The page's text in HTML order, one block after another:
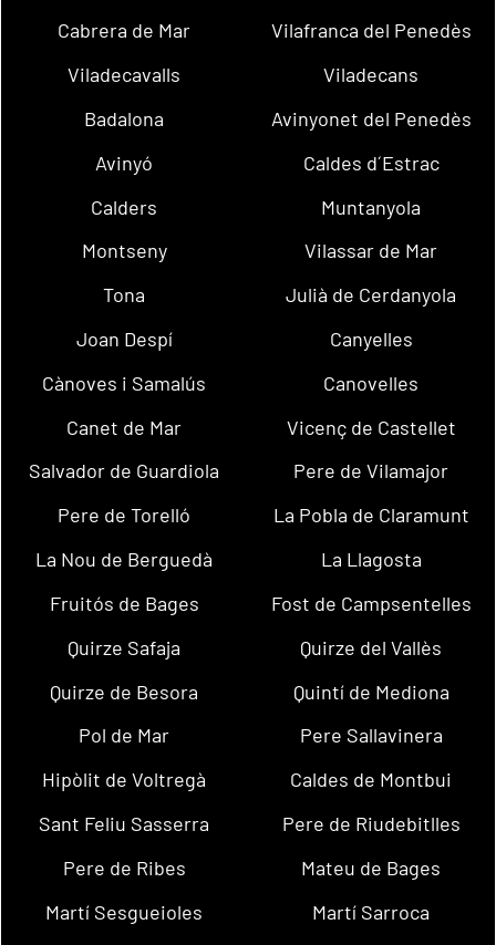
Cabrera de Mar
Vilafranca del Penedès
Viladecavalls
Viladecans
Badalona
Avinyonet del Penedès
Avinyó
Caldes d´Estrac
Calders
Muntanyola
Montseny
Vilassar de Mar
Tona
Julià de Cerdanyola
Joan Despí
Canyelles
Cànoves i Samalús
Canovelles
Canet de Mar
Vicenç de Castellet
Salvador de Guardiola
Pere de Vilamajor
Pere de Torelló
La Pobla de Claramunt
La Nou de Berguedà
La Llagosta
Fruitós de Bages
Fost de Campsentelles
Quirze Safaja
Quirze del Vallès
Quirze de Besora
Quintí de Mediona
Pol de Mar
Pere Sallavinera
Hipòlit de Voltregà
Caldes de Montbui
Sant Feliu Sasserra
Pere de Riudebitlles
Pere de Ribes
Mateu de Bages
Martí Sesgueioles
Martí Sarroca